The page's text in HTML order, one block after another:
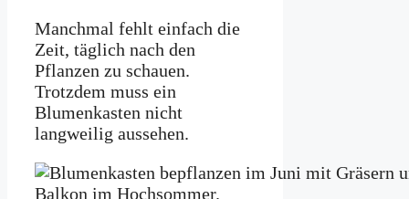
Manchmal fehlt einfach die
Zeit, täglich nach den
Pflanzen zu schauen.
Trotzdem muss ein
Blumenkasten nicht
langweilig aussehen.